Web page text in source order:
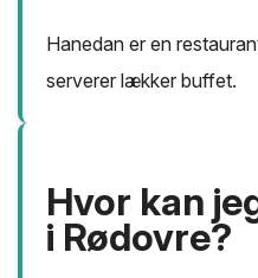
Hanedan er en
serverer lækker buffet.
Hvor kan
i Rødovre?